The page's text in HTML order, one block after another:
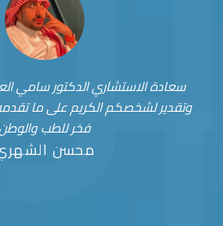
سعادة الاستشاري الدكتور سامي
وتقدير لشخصكم الكريم على ما
فخر للطب
محسن